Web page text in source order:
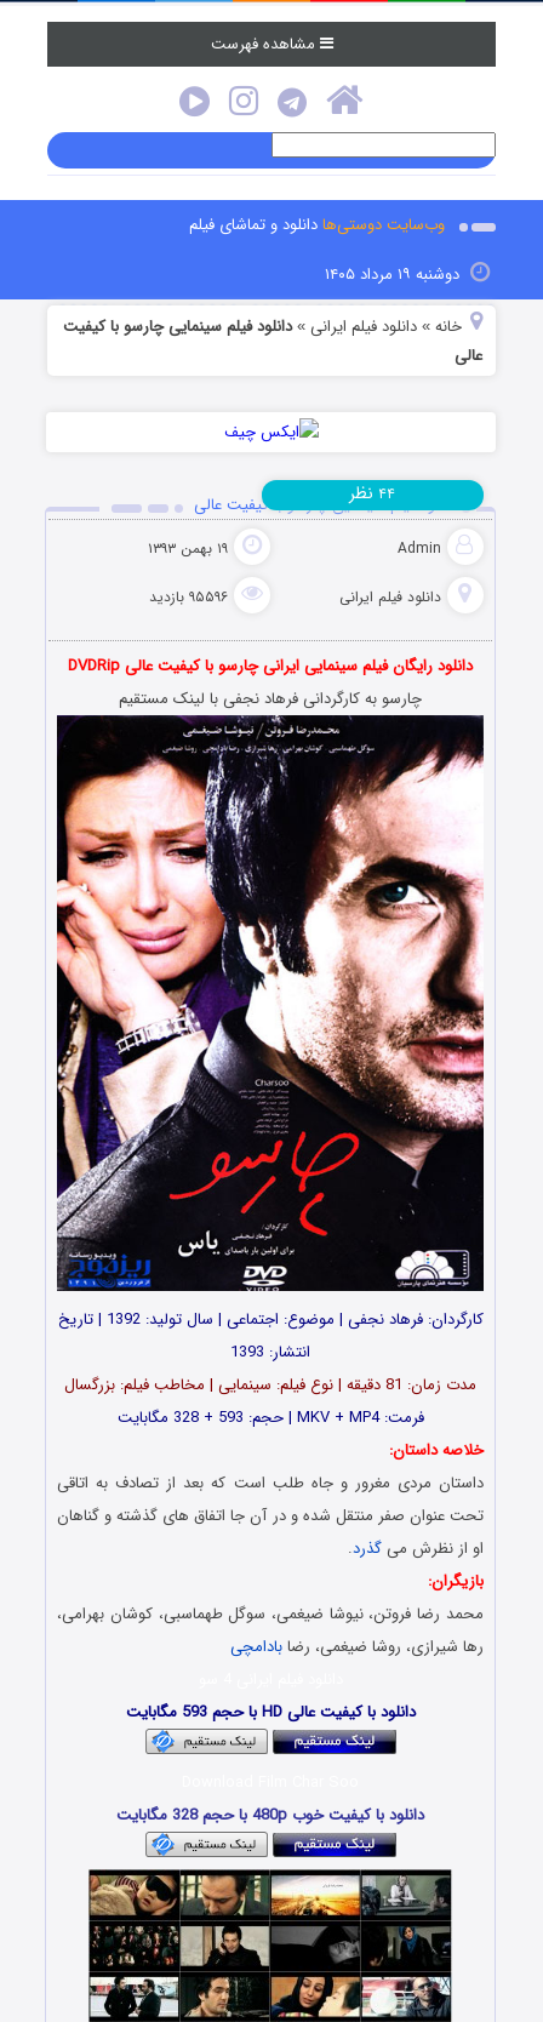
مشاهده فهرست
وب‌سایت دوستی‌هادانلود و تماشای فیلم
دوشنبه ۱۹ مرداد ۱۴۰۵
خانه »دانلود فیلم‌ ایرانی »دانلود فیلم سینمایی چارسو با کیفیت
عالی
دانلود فیلم سینمایی چارسو با کیفیت عالی
Admin ۱۹ بهمن ۱۳۹۳
دانلود فیلم‌ ایرانی ۹۵۵۹۶ بازدید
۴۴ نظر
دانلود رایگان فیلم سینمایی ایرانی چارسو با کیفیت عالی DVDRip
چارسو به کارگردانی فرهاد نجفی با لینک مستقیم
کارگردان: فرهاد نجفی | موضوع: اجتماعی | سال تولید: 1392 | تاریخ
انتشار: 1393
مدت زمان: 81 دقیقه | نوع فیلم: سینمایی | مخاطب فیلم: بزرگسال
فرمت: MKV + MP4 | حجم: 593 + 328 مگابایت
خلاصه داستان:
داستان مردی مغرور و جاه طلب است که بعد از تصادف به اتاقی
تحت عنوان صفر منتقل شده و در آن جا اتفاق های گذشته و گناهان
او از نظرش میگذرد.
بازیگران:
محمد رضا فروتن، نیوشا ضیغمی، سوگل طهماسبی، کوشان بهرامی،
رها شیرازی، روشا ضیغمی، رضابادامچی
دانلود با کیفیت عالی HD با حجم 593 مگابایت
دانلود با کیفیت خوب 480p با حجم 328 مگابایت